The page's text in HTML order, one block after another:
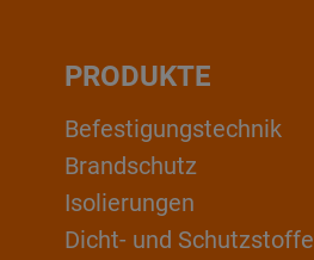
PRODUKTE
Befestigungstechnik
Brandschutz
Isolierungen
Dicht- und Schutzstoffe